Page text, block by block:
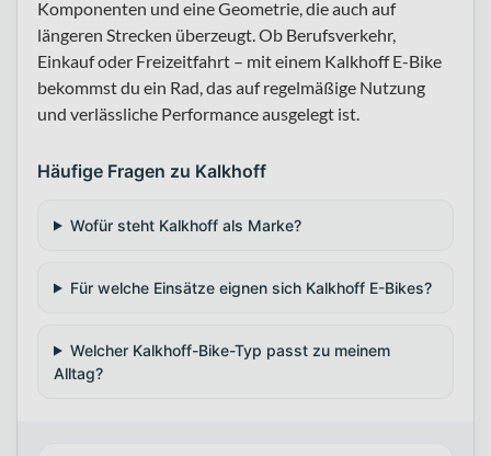
Komponenten und eine Geometrie, die auch auf
längeren Strecken überzeugt. Ob Berufsverkehr,
Einkauf oder Freizeitfahrt – mit einem Kalkhoff E-Bike
bekommst du ein Rad, das auf regelmäßige Nutzung
und verlässliche Performance ausgelegt ist.
Häufige Fragen zu Kalkhoff
Wofür steht Kalkhoff als Marke?
Für welche Einsätze eignen sich Kalkhoff E-Bikes?
Welcher Kalkhoff-Bike-Typ passt zu meinem
Alltag?